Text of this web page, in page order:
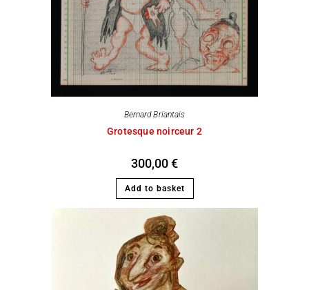
Bernard Briantais
Grotesque noirceur 2
300,00€
Add to basket